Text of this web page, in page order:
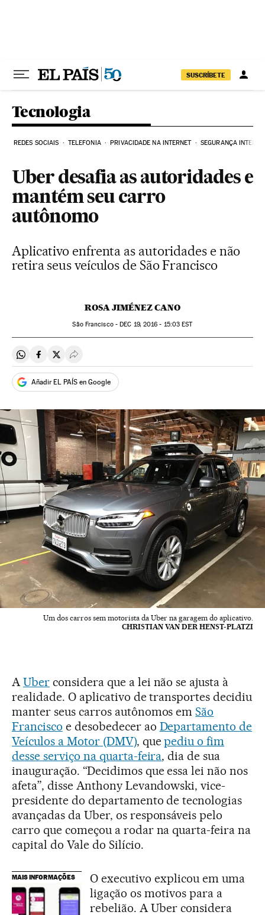
SUSCRÍBETE
Tecnologia
REDES SOCIAIS TELEFONIA PRIVACIDADE NA INTERNET SEGURANÇA
Uber desafia as autoridades e
mantém seu carro
autônomo
Aplicativo enfrenta as autoridades e não
retira seus veículos de São Francisco
ROSA JIMÉNEZ CANO
São Francisco -DEC 19, 2016 - 15:03 EST
Compartir en Whatsapp
Compartir en Facebook
Compartir en Twitter
Desplegar Redes Sociales
Añadir EL PAÍS en Google
Um dos carros sem motorista da Uber na garagem do aplicativo.
CHRISTIAN VAN DER HENST-PLATZI
AUberconsidera que a lei não se ajusta à
realidade. O aplicativo de transportes decidiu
manter seus carros autônomos emSão
Francisco e desobedecer ao Departamento de
Veículos a Motor (DMV), quepediu o fim
desse serviço na quarta-feira, dia de sua
inauguração. “Decidimos que essa lei não nos
afeta”, disse Anthony Levandowski, vice-
presidente do departamento de tecnologias
avançadas da Uber, os responsáveis pelo
carro que começou a rodar na quarta-feira na
capital do Vale do Silício.
MAIS INFORMAÇÕES
O executivo explicou em uma
ligação os motivos para a
rebelião. A Uber considera